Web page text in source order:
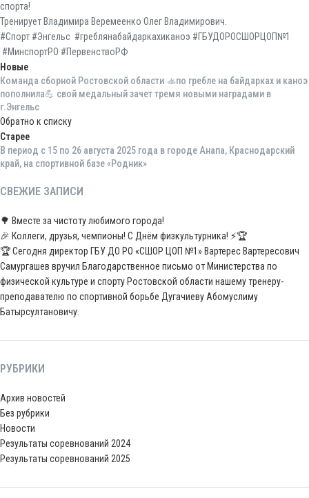
спорта!
Тренирует Владимира Веремеенко Олег Владимирович.
#Спорт #Энгельс #греблянабайдаркахиканоэ #ГБУДОРОСШОРЦОП№1
#МинспортРО #ПервенствоРФ
Новые
Команда сборной Ростовской области 🚣по гребле на байдарках и каноэ
пополнила💪 свой медальный зачет тремя новыми наградами в
г.Энгельс
Обратно к списку
Старее
В период с 15 по 26 августа 2025 года в городе Анапа, Краснодарский
край, на спортивной базе «Родник»
СВЕЖИЕ ЗАПИСИ
🌳 Вместе за чистоту любимого города!
🎉 Коллеги, друзья, чемпионы! С Днём физкультурника! ⚡️🏆
🏆 Сегодня директор ГБУ ДО РО «СШОР ЦОП №1» Вартерес Вартересович
Самургашев вручил Благодарственное письмо от Министерства по
физической культуре и спорту Ростовской области нашему тренеру-
преподавателю по спортивной борьбе Дугачиеву Абомуслиму
Батырсултановичу.
РУБРИКИ
Архив новостей
Без рубрики
Новости
Результаты соревнований 2024
Результаты соревнований 2025